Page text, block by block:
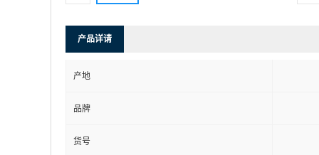
产品详请
产地
品牌
货号